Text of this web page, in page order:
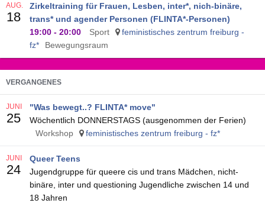
Zirkeltraining für Frauen, Lesben, inter*, nich-binäre,
trans* und agender Personen (FLINTA*-Personen)
19:00 - 20:00 Sport
feministisches zentrum freiburg -
fz*
Bewegungsraum
AUG.
18
VERGANGENES
"Was bewegt..? FLINTA* move"
Wöchentlich DONNERSTAGS (ausgenommen der Ferien)
Workshop
feministisches zentrum freiburg - fz*
JUNI
25
Queer Teens
Jugendgruppe für queere cis und trans Mädchen, nicht-
binäre, inter und questioning Jugendliche zwischen 14 und
18 Jahren
JUNI
24